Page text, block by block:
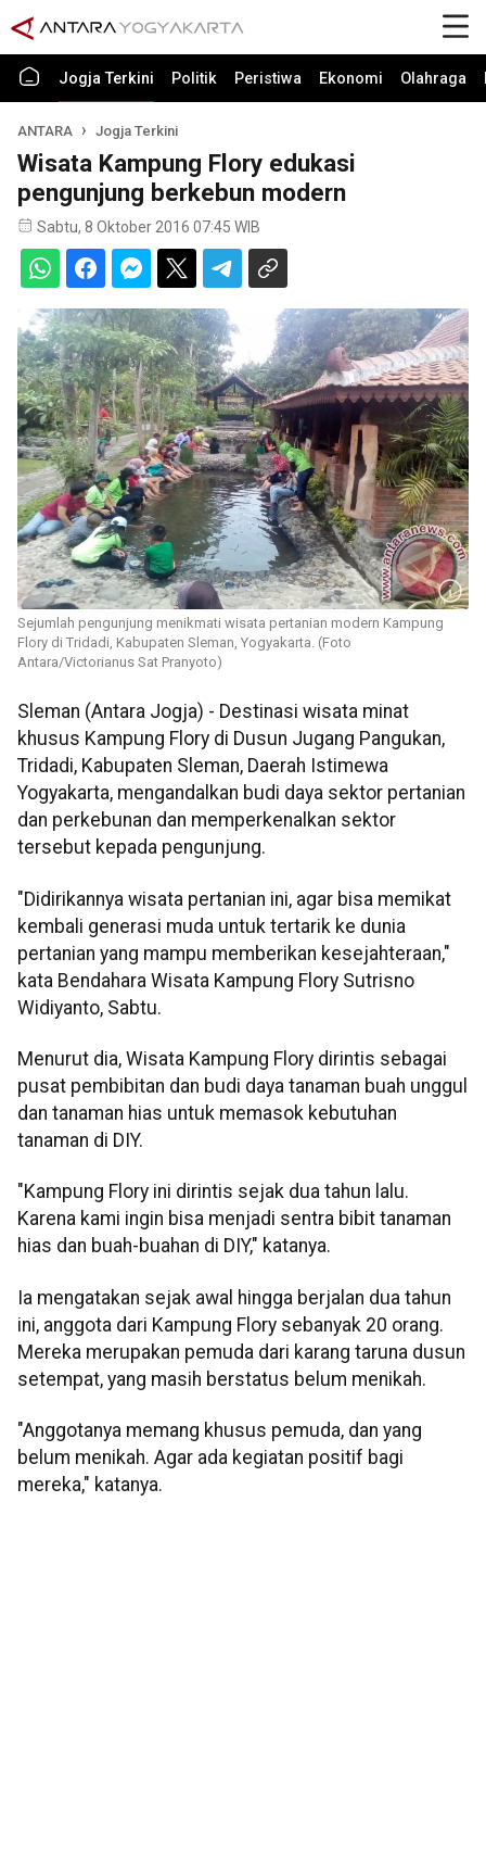
Jogja Terkini Politik Peristiwa Ekonomi Olahraga
ANTARA Jogja Terkini
Wisata Kampung Flory edukasi
pengunjung berkebun modern
Sabtu, 8 Oktober 2016 07:45 WIB
Sejumlah pengunjung menikmati wisata pertanian modern Kampung
Flory di Tridadi, Kabupaten Sleman, Yogyakarta. (Foto
Antara/Victorianus Sat Pranyoto)
Sleman (Antara Jogja) - Destinasi wisata minat
khusus Kampung Flory di Dusun Jugang Pangukan,
Tridadi, Kabupaten Sleman, Daerah Istimewa
Yogyakarta, mengandalkan budi daya sektor pertanian
dan perkebunan dan memperkenalkan sektor
tersebut kepada pengunjung.
"Didirikannya wisata pertanian ini, agar bisa memikat
kembali generasi muda untuk tertarik ke dunia
pertanian yang mampu memberikan kesejahteraan,"
kata Bendahara Wisata Kampung Flory Sutrisno
Widiyanto, Sabtu.
Menurut dia, Wisata Kampung Flory dirintis sebagai
pusat pembibitan dan budi daya tanaman buah unggul
dan tanaman hias untuk memasok kebutuhan
tanaman di DIY.
"Kampung Flory ini dirintis sejak dua tahun lalu.
Karena kami ingin bisa menjadi sentra bibit tanaman
hias dan buah-buahan di DIY," katanya.
Ia mengatakan sejak awal hingga berjalan dua tahun
ini, anggota dari Kampung Flory sebanyak 20 orang.
Mereka merupakan pemuda dari karang taruna dusun
setempat, yang masih berstatus belum menikah.
"Anggotanya memang khusus pemuda, dan yang
belum menikah. Agar ada kegiatan positif bagi
mereka," katanya.